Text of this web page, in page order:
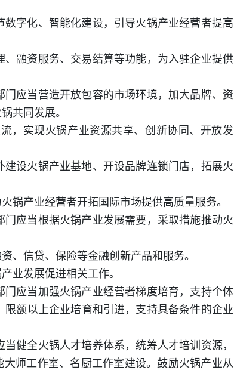
字化、智能化建设，引导火锅产业经营者提高
融资服务、交易结算等功能，为入驻企业提供
应当营造开放包容的市场环境，加大品牌、资
共同发展。
，实现火锅产业资源共享、创新协同、开放发
设火锅产业基地、开设品牌连锁门店，拓展火
锅产业经营者开拓国际市场提供高质量服务。
应当根据火锅产业发展需要，采取措施推动火
、信贷、保险等金融创新产品和服务。
业发展促进相关工作。
应当加强火锅产业经营者梯度培育，支持个体
额以上企业培育和引进，支持具备条件的企业
健全火锅人才培养体系，统筹人才培训资源，
师工作室、名厨工作室建设。鼓励火锅产业从